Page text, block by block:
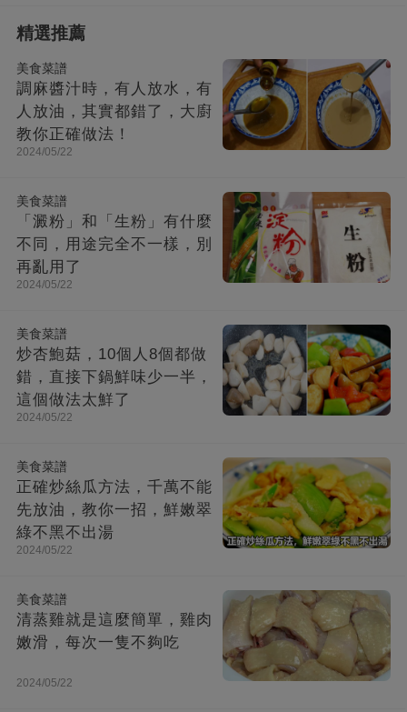
精選推薦
美食菜譜
調麻醬汁時，有人放水，有
人放油，其實都錯了，大廚
教你正確做法！
2024/05/22
美食菜譜
「澱粉」和「生粉」有什麼
不同，用途完全不一樣，別
再亂用了
2024/05/22
美食菜譜
炒杏鮑菇，10個人8個都做
錯，直接下鍋鮮味少一半，
這個做法太鮮了
2024/05/22
美食菜譜
正確炒絲瓜方法，千萬不能
先放油，教你一招，鮮嫩翠
綠不黑不出湯
2024/05/22
美食菜譜
清蒸雞就是這麼簡單，雞肉
嫩滑，每次一隻不夠吃
2024/05/22